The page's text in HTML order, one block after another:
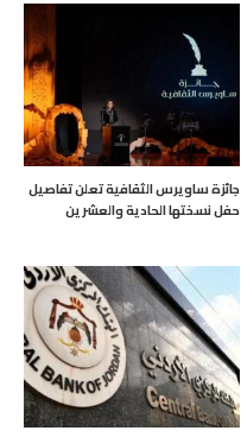
جائزة ساويرس الثقافية تعلن تفاصيل
حفل نسختها الحادية والعشرين